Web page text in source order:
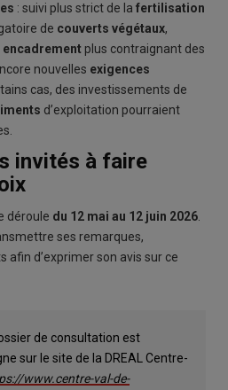
: suivi plus strict de la fertilisation
de couverts végétaux,
encadrement plus contraignant des
nouvelles exigences
cas, des investissements de
d’exploitation pourraient
invités à faire
déroule du 12 mai au 12 juin 2026
ses remarques,
afin d’exprimer son avis sur ce
de consultation est
sur le site de la DREAL Centre-
www.centre-val-de-